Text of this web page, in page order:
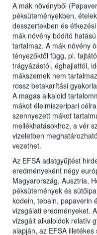
A mák növényből
péksüteményekben,
desszertekben és
mák növény bódító
tartalmaz. A mák növény
tényezőktől függ, pl.
trágyázástól, éghajlattól,
mákszemek nem
rossz betakarítási
A magas alkaloid
mákot élelmiszeripari
szennyezett mákot
mellékhatásokhoz, a vér
vizeletben
vezethet.
Az EFSA adatgyűjtést
eredményeként négy
Magyarország, Ausztria,
péksütemények és
kodein, tebain, papaverin
vizsgálati eredményeket.
vizsgált alkaloidok relatív
alapján, az EFSA